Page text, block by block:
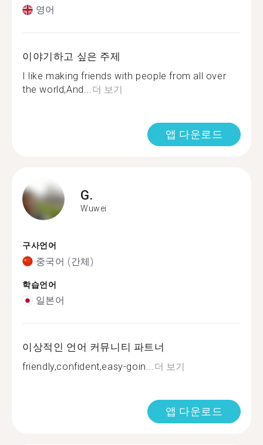
영어
이야기하고 싶은 주제
I like making friends with people from all over
the world,And...더 보기
앱 다운로드
G.
Wuwei
구사언어
중국어 (간체)
학습언어
일본어
이상적인 언어 커뮤니티 파트너
friendly,confident,easy-goin...더 보기
앱 다운로드